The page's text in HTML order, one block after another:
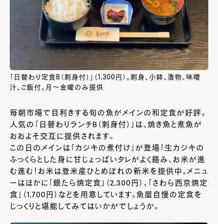
「日替わり定食B（刺身付）」（1,300円）。刺身、小鉢、漬物、味噌
汁、ご飯付。月～金曜のみ提供
毎朝市場で目利きする旬の魚がメインの和定食が好評。
人気の「日替わりランチB （刺身付）」は、焼き魚と煮魚が
おおよそ交互に提供されます。
この日のメインは「カジキの煮付け」が登場！生カジキの
ふっくらとした身に甘じょっぱいタレがよく絡み、お米が進
む進む！お米は登米産ひとめぼれの新米を提供中。メニュ
ーはほかに「銀たら焼定食」（2,300 円）、「さわら西京焼定
食」（1,700 円）などを用意しています。魚屋自慢の定食を
じっくりと堪能してみてはいかがでしょうか。